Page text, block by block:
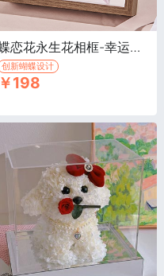
蝶恋花永生花相框-幸运紫·永生花相框
创新蝴蝶设计
￥198